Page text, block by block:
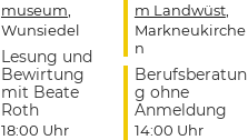
museum,
Wunsiedel
Lesung und
Bewirtung
mit Beate
Roth
18:00 Uhr
m Landwüst,
Markneukirche
n
Berufsberatun
g ohne
Anmeldung
14:00 Uhr